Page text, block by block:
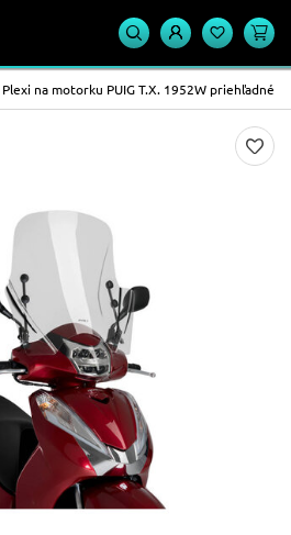
Plexi na motorku PUIG T.X. 1952W priehľadné